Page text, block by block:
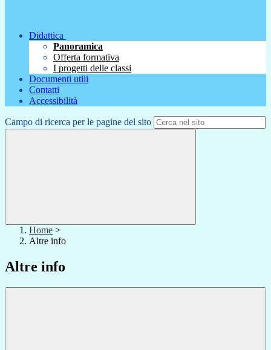
Didattica
Panoramica
Offerta formativa
I progetti delle classi
Documenti utili
Contatti
Accessibilità
Campo di ricerca per le pagine del sito
Home >
Altre info
Altre info